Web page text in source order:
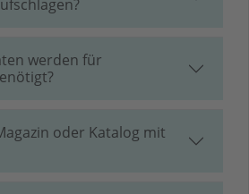
werden für
oder Katalog mit